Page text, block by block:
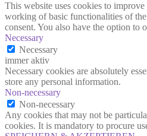
This website uses cookies to
working of basic functionalities of
consent. You also have the option to
Necessary
Necessary
immer aktiv
Necessary cookies are absolutely
store any personal information.
Non-necessary
Non-necessary
Any cookies that may not be
cookies. It is mandatory to procure